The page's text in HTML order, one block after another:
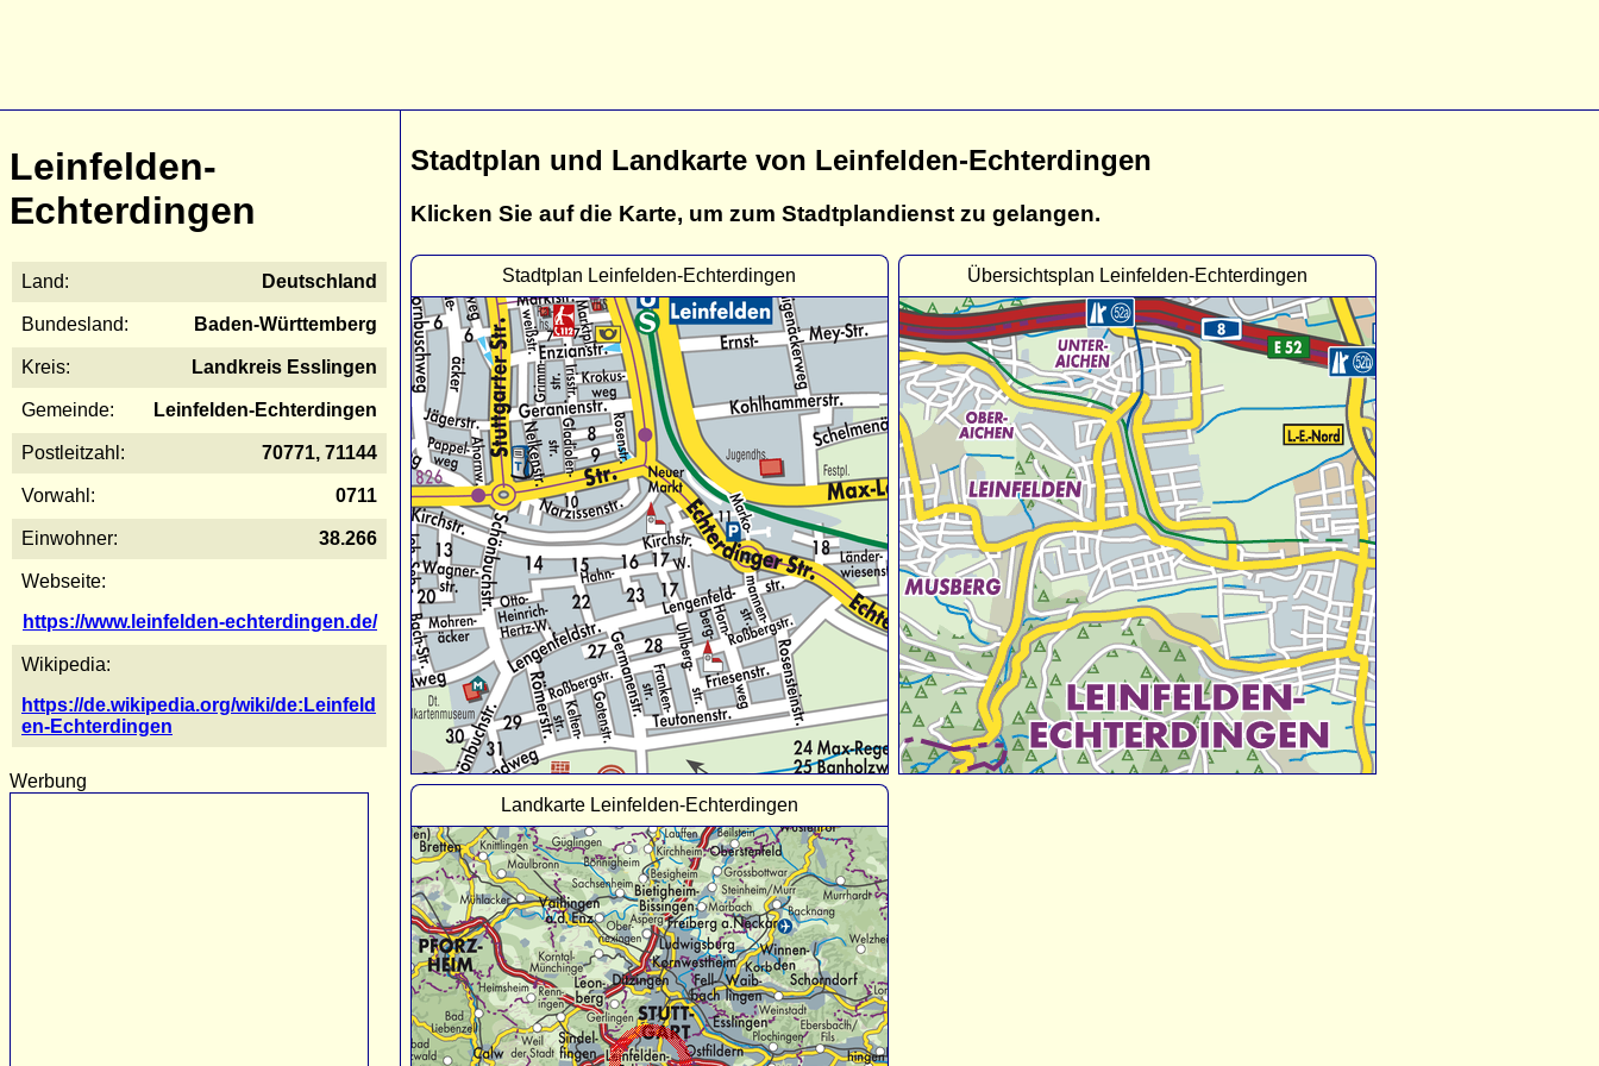
Leinfelden-
Echterdingen
Land: Deutschland
Bundesland: Baden-Württemberg
Kreis: Landkreis Esslingen
Gemeinde: Leinfelden-Echterdingen
Postleitzahl: 70771, 71144
Vorwahl: 0711
Einwohner: 38.266
Webseite:
https://www.leinfelden-echterdingen.de/
Wikipedia:
https://de.wikipedia.org/wiki/de:Leinfeld
en-Echterdingen
Werbung
Stadtplan und Landkarte von Leinfelden-Echterdingen
Klicken Sie auf die Karte, um zum Stadtplandienst zu gelangen.
Stadtplan Leinfelden-Echterdingen Übersichtsplan Leinfelden-Echterdingen
Landkarte Leinfelden-Echterdingen